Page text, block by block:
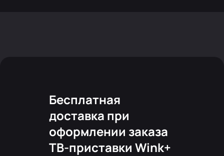
Бесплатная
доставка при
оформлении заказа
ТВ-приставки Wink+